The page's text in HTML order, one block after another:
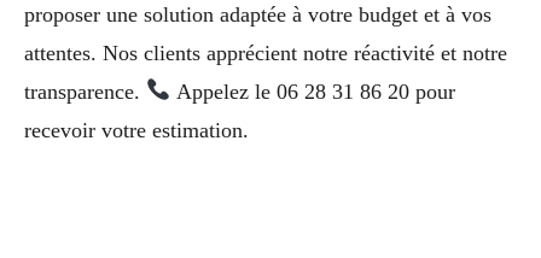
proposer une solution adaptée à votre budget et à vos
attentes. Nos clients apprécient notre réactivité et notre
transparence.
Appelez le 06 28 31 86 20 pour
recevoir votre estimation.